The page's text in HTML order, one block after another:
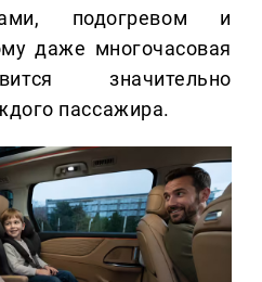
подогревом и
даже многочасовая
значительно
пассажира.